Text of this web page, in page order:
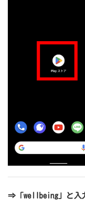
⇒「wellbeing」と入